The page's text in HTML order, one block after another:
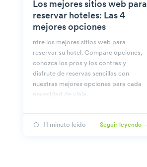
Los mejores sitios web para
reservar hoteles: Las 4
mejores opciones
ntre los mejores sitios web para
reservar su hotel. Compare opciones,
conozca los pros y los contras y
disfrute de reservas sencillas con
nuestras mejores opciones para cada
necesidad de viaje.
11 minuto leído Seguir leyendo